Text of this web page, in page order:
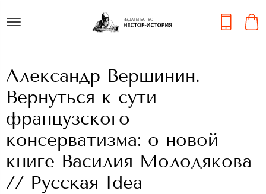
Александр Вершинин.
Вернуться к сути
французского
консерватизма: о новой
книге Василия Молодякова
// Русская Idea